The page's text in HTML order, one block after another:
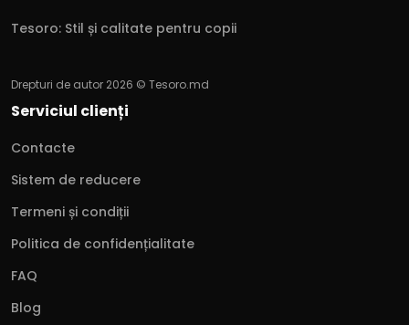
Tesoro: Stil și calitate pentru copii
Drepturi de autor 2026 © Tesoro.md
Serviciul clienți
Contacte
Sistem de reducere
Termeni și condiții
Politica de confidențialitate
FAQ
Blog